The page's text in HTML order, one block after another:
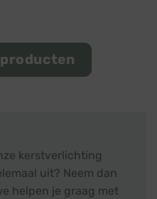
kerstverlichting
uit? Neem dan
helpen je graag met